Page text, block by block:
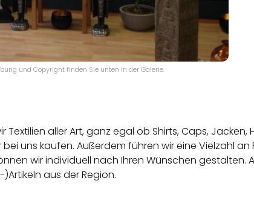
und Copyright finden Sie unten in der Galerie.
aller Art, ganz egal ob Shirts, Caps,
uns kaufen. Außerdem führen wir eine Vielzahl an
wir individuell nach Ihren Wünschen gestalten.
aus der Region.